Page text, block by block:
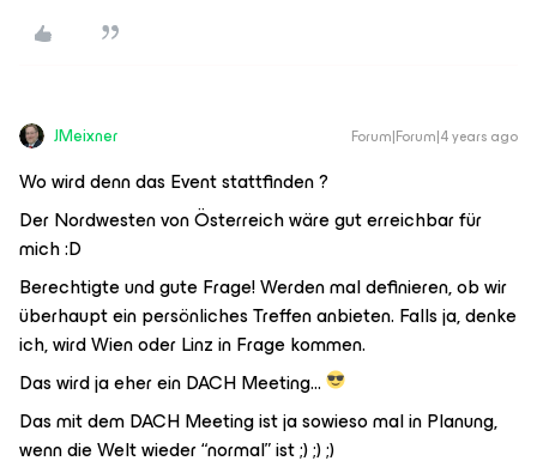
JMeixner Forum|Forum|4 years ago
Wo wird denn das Event stattfinden ?
Der Nordwesten von Österreich wäre gut erreichbar für
mich :D
Berechtigte und gute Frage! Werden mal definieren, ob wir
überhaupt ein persönliches Treffen anbieten. Falls ja, denke
ich, wird Wien oder Linz in Frage kommen.
Das wird ja eher ein DACH Meeting...
Das mit dem DACH Meeting ist ja sowieso mal in Planung,
wenn die Welt wieder “normal” ist ;) ;) ;)